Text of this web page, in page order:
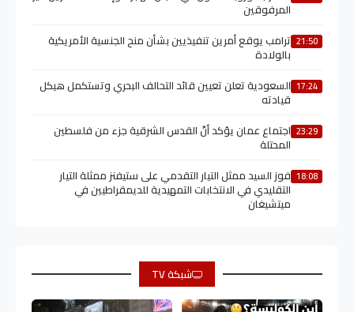
المرفوقين
21:50 ترامب يوقع أمرين تنفيذيين بشأن منح الجنسية الأمريكية
بالولادة
17:24 السعودية تعلن تعيين قائد التحالف البحري وتستكمل هيكل
قيادته
23:29 اجتماع عمان يؤكد أنّ القدس الشرقية جزء من فلسطين
المحتلة
18:08 فوز السيد ممثل التيار التقدمي على ستيفنز ممثلة التيار
التقليدي في الانتخابات التمهيدية للديمقراطيين في
ميتشيغان
شبكة TV